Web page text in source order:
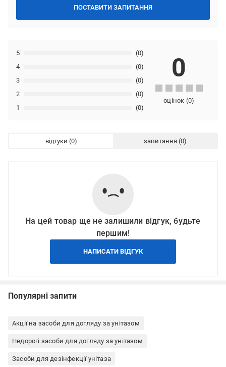
ПОСТАВИТИ ЗАПИТАННЯ
1 (0)
2 (0)
3 (0)
4 (0)
5 (0)
0
оцінок (0)
відгуки запитання
На цей товар ще не залишили відгук, будьте
першим!
НАПИСАТИ ВІДГУК
Популярні запити
Акції на засоби для догляду за унітазом
Недорогі засоби для догляду за унітазом
Засоби для дезінфекції унітаза